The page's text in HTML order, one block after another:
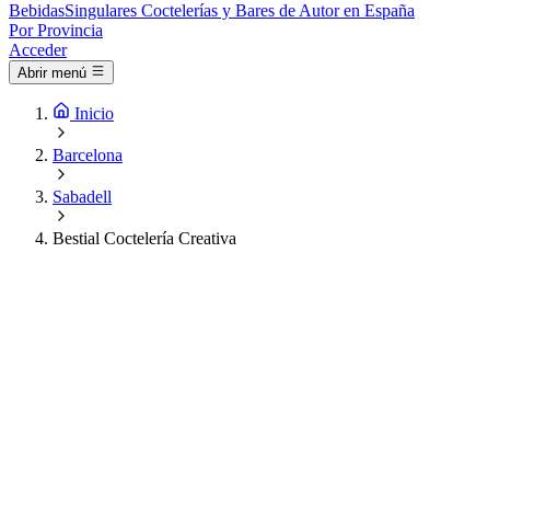
BebidasSingulares Coctelerías y Bares de Autor en España
Por Provincia
Acceder
Abrir menú
Inicio
Barcelona
Sabadell
Bestial Coctelería Creativa